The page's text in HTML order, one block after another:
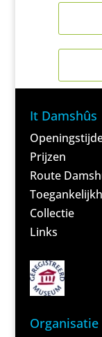
It Damshûs
Prijzen
Route
Collectie
Links
Organisatie